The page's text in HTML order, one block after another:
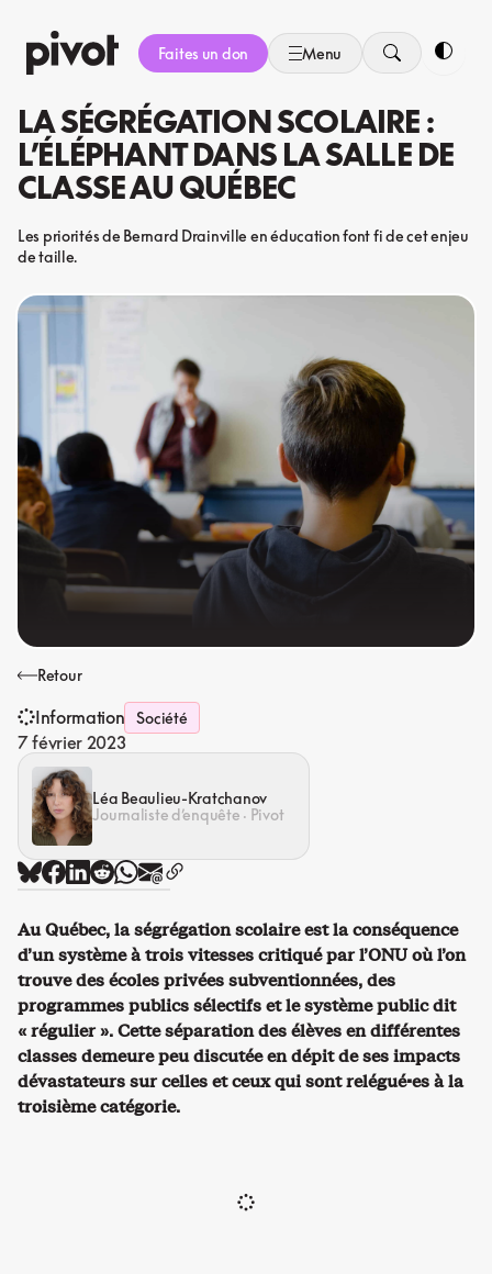
au
contenu
Faites un don Menu
LA SÉGRÉGATION SCOLAIRE :
L’ÉLÉPHANT DANS LA SALLE DE
CLASSE AU QUÉBEC
Les priorités de Bernard Drainville en éducation font fi de cet enjeu
de taille.
Retour
Information Société
7 février 2023
Léa Beaulieu-Kratchanov
Journaliste d’enquête · Pivot
Au Québec, la ségrégation scolaire est la conséquence
d’un système à trois vitesses critiqué par l’ONU où l’on
trouve des écoles privées subventionnées, des
programmes publics sélectifs et le système public dit
« régulier ». Cette séparation des élèves en différentes
classes demeure peu discutée en dépit de ses impacts
dévastateurs sur celles et ceux qui sont relégué·es à la
troisième catégorie.